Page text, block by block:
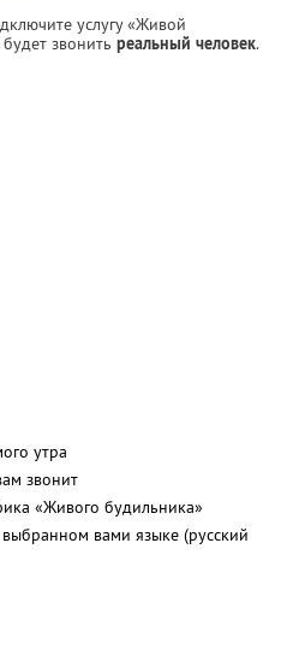
услугу «Живой
звонить реальный человек.
утра
звонит
«Живого будильника»
вами языке (русский